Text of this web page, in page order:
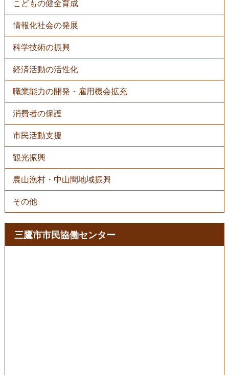
こどもの健全育成
情報化社会の発展
科学技術の振興
経済活動の活性化
職業能力の開発・雇用機会拡充
消費者の保護
市民活動支援
観光振興
農山漁村・中山間地域振興
その他
三鷹市市民協働センター